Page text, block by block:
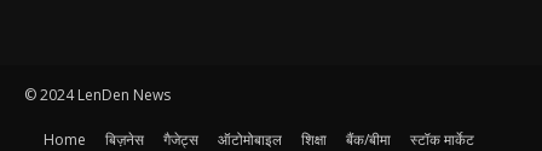
© 2024 LenDen News
Home बिज़नेस गैजेट्स ऑटोमोबाइल शिक्षा बैंक/बीमा स्टॉक मार्केट